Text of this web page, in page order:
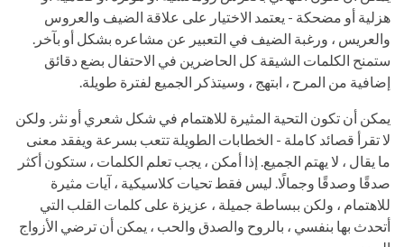
هزلية أو مضحكة - يعتمد الاختيار على علاقة الضيف والعروس
والعريس ، ورغبة الضيف في التعبير عن مشاعره بشكل أو بآخر.
ستمنح الكلمات الشيقة كل الحاضرين في الاحتفال بضع دقائق
إضافية من المرح ، ابتهج ، وسيتذكر الجميع لفترة طويلة.
يمكن أن تكون التحية المثيرة للاهتمام في شكل شعري أو نثر. ولكن
لا تقرأ قصائد كاملة - الخطابات الطويلة تتعب بسرعة ويفقد معنى
ما يقال ، لا يهتم الجميع. إذا أمكن ، يجب تعلم الكلمات ، ستكون أكثر
صدقًا وصدقًا وجمالًا. ليس فقط تحيات كلاسيكية ، آيات مثيرة
للاهتمام ، ولكن ببساطة جميلة ، عزيزة على كلمات القلب التي
أتحدث بها بنفسي ، بالروح والصدق والحب ، يمكن أن ترضي الأزواج